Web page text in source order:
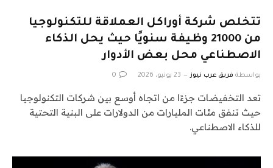
تتخلص شركة أوراكل العملاقة للتكنولوجيا
من 21000 وظيفة سنويًا حيث يحل الذكاء
الاصطناعي محل بعض الأدوار
بواسطة فريق عرب نيوز 23 يونيو، 2026 0
تعد التخفيضات جزءًا من اتجاه أوسع بين شركات التكنولوجيا
حيث تنفق مئات المليارات من الدولارات على البنية التحتية
للذكاء الاصطناعي.